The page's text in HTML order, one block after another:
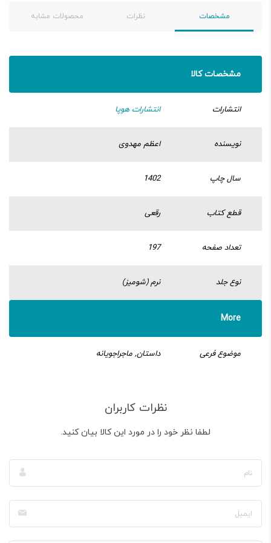
مشخصات نظرات محصولات مشابه
مشخصات کالا
انتشارات انتشارات هوپا
نویسنده اعظم مهدوی
سال چاپ 1402
قطع کتاب رقعی
تعداد صفحه 197
نوع جلد نرم (شومیز)
More
موضوع فرعی داستان, ماجراجویانه
نظرات کاربران
لطفا نظر خود را در مورد این کالا بیان کنید.